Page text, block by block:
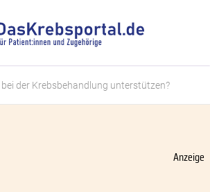
der Krebsbehandlung unterstützen?
Anzeige